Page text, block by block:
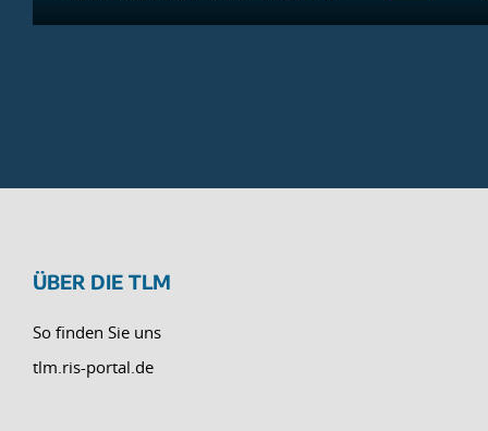
ÜBER DIE TLM
So finden Sie uns
tlm.ris-portal.de